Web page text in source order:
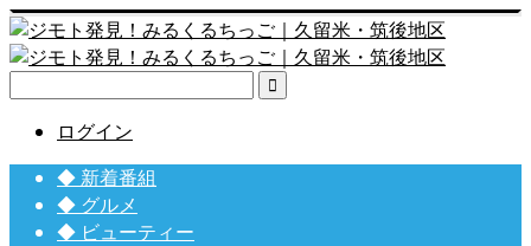

ログイン
◆ 新着番組
◆ グルメ
◆ ビューティー